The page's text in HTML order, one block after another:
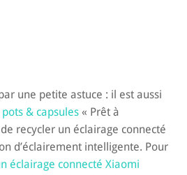
une petite astuce : il est aussi
pots & capsules« Prêt à
recycler un éclairage connecté
d’éclairement intelligente. Pour
éclairage connecté Xiaomi